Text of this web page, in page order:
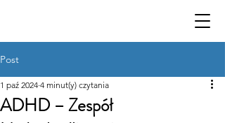
Post
ADHD – Zespół
1 paź 2024 4 minut(y) czytania